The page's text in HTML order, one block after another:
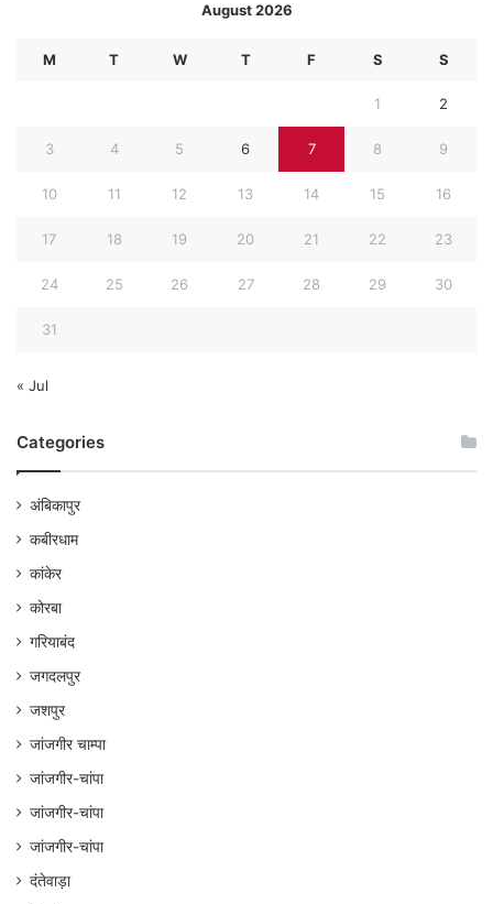
August 2026
M T W T F S S
1 2
3 4 5 6 7 8 9
10 11 12 13 14 15 16
17 18 19 20 21 22 23
24 25 26 27 28 29 30
31
« Jul
Categories
अंबिकापुर
कबीरधाम
कांकेर
कोरबा
गरियाबंद
जगदलपुर
जशपुर
जांजगीर चाम्पा
जांजगीर-चांपा
जांजगीर-चांपा
जांजगीर-चांपा
दंतेवाड़ा